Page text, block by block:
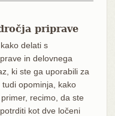
priprave
delati s
in delovnega
ki ste ga uporabili za
opominja, kako
recimo, da ste
kot dve ločeni